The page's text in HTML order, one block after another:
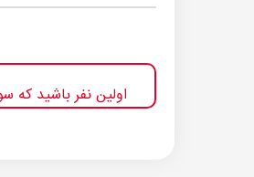
اولین نفر باشید که